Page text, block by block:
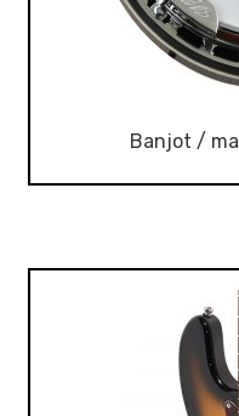
Banjot /